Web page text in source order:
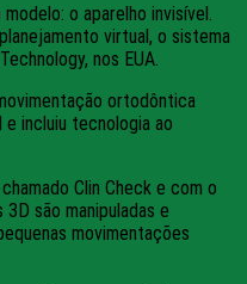
o aparelho invisível.
virtual, o sistema
nos EUA.
ortodôntica
incluiu tecnologia ao
Clin Check e com o
são manipuladas e
movimentações